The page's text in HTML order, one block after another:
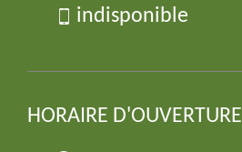
indisponible
HORAIRE D'OUVERTURE